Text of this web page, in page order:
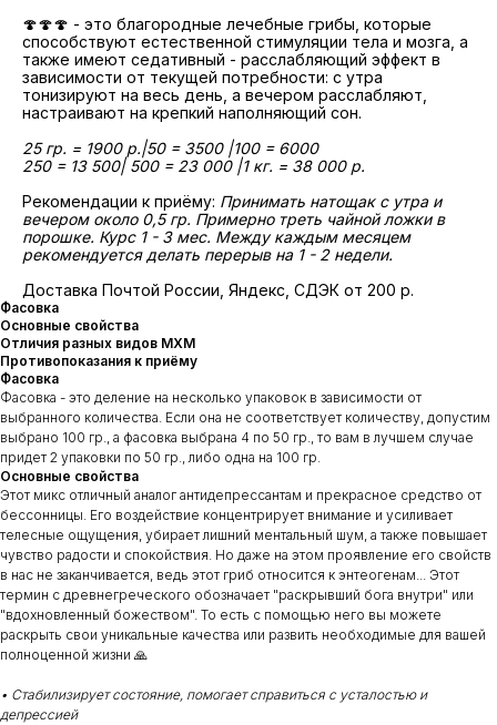
🍄🍄🍄 - это благородные лечебные грибы, которые
способствуют естественной стимуляции тела и мозга, а
также имеют седативный - расслабляющий эффект в
зависимости от текущей потребности: c утра
тонизируют на весь день, а вечером расслабляют,
настраивают на крепкий наполняющий сон.
25 гр. = 1900 р.|50 = 3500 |100 = 6000
250 = 13 500| 500 = 23 000 |1 кг. = 38 000 р.
Рекомендации к приёму: Принимать натощак с утра и
вечером около 0,5 гр. Примерно треть чайной ложки в
порошке. Курс 1 - 3 мес. Между каждым месяцем
рекомендуется делать перерыв на 1 - 2 недели.
Доставка Почтой России, Яндекс, СДЭК от 200 р.
Фасовка
Основные свойства
Отличия разных видов МХМ
Противопоказания к приёму
Фасовка
Фасовка - это деление на несколько упаковок в зависимости от
выбранного количества. Если она не соответствует количеству, допустим
выбрано 100 гр., а фасовка выбрана 4 по 50 гр., то вам в лучшем случае
придет 2 упаковки по 50 гр., либо одна на 100 гр.
Основные свойства
Этот микс отличный аналог антидепрессантам и прекрасное средство от
бессонницы. Его воздействие концентрирует внимание и усиливает
телесные ощущения, убирает лишний ментальный шум, а также повышает
чувство радости и спокойствия. Но даже на этом проявление его свойств
в нас не заканчивается, ведь этот гриб относится к энтеогенам... Этот
термин с древнегреческого обозначает "раскрывший бога внутри" или
"вдохновленный божеством". То есть с помощью него вы можете
раскрыть свои уникальные качества или развить необходимые для вашей
полноценной жизни 🙏
• Стабилизирует состояние, помогает справиться с усталостью и
депрессией